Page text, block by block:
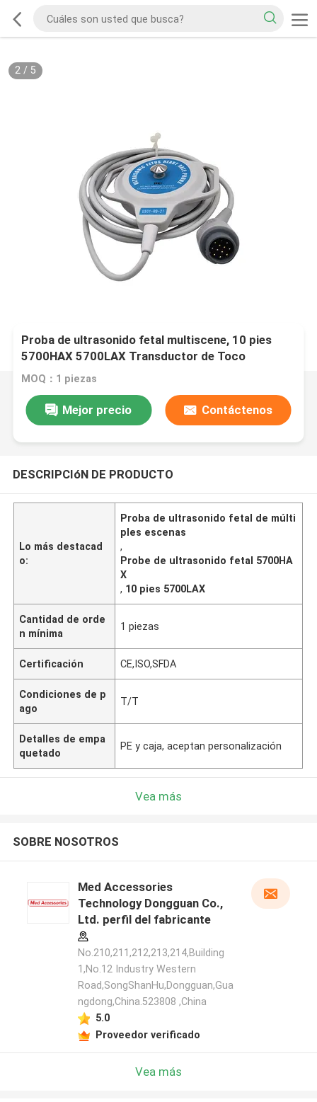
2/ 5
Proba de ultrasonido fetal multiscene, 10 pies
5700HAX 5700LAX Transductor de Toco
MOQ：1 piezas
Mejor precio Contáctenos
DESCRIPCIóN DE PRODUCTO
Lo más destacad
o:
Proba de ultrasonido fetal de múlti
ples escenas
,
Probe de ultrasonido fetal 5700HA
X
, 10 pies 5700LAX
Cantidad de orde
n mínima
1 piezas
Certificación CE,ISO,SFDA
Condiciones de p
ago
T/T
Detalles de empa
quetado
PE y caja, aceptan personalización
Vea más
SOBRE NOSOTROS
Med Accessories
Technology Dongguan Co.,
Ltd. perfil del fabricante
No.210,211,212,213,214,Building
1,No.12 Industry Western
Road,SongShanHu,Dongguan,Gua
ngdong,China.523808 ,China
5.0
Proveedor verificado
Vea más